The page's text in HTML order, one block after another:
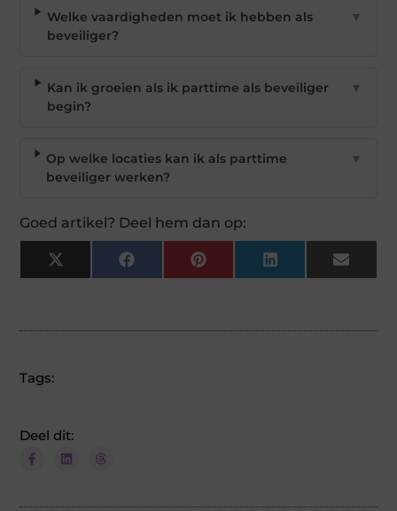
Welke vaardigheden moet ik hebben als
beveiliger?
▼
Kan ik groeien als ik parttime als beveiliger
begin?
▼
Op welke locaties kan ik als parttime
beveiliger werken?
▼
Goed artikel? Deel hem dan op:
X
(Twitter)
Facebook Pinterest LinkedIn Email
Tags:
Deel dit: